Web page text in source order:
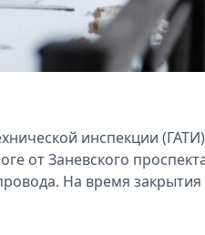
инспекции
от Заневского
На время